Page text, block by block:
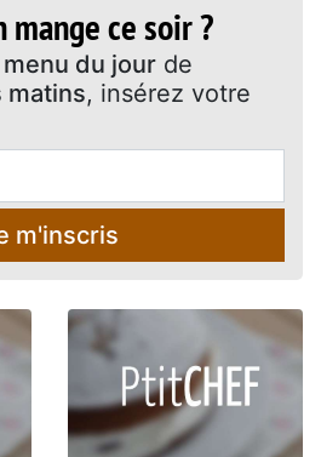
mange ce soir ?
menu du jour de
matins, insérez votre
m'inscris